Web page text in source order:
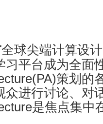
全球尖端计算设
习平台成为全面
策划的
众进行讨论、对
是焦点集中